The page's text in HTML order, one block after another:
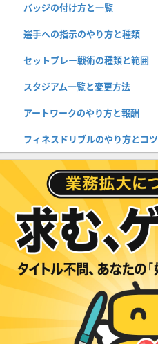
バッジの付け方と一覧
選手への指示のやり方と種類
セットプレー戦術の種類と範囲
スタジアム一覧と変更方法
アートワークのやり方と報酬
フィネスドリブルのやり方とコツ